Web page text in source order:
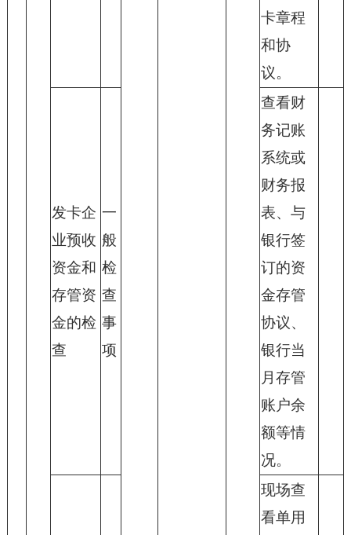
卡章程
和协
议。
发卡企
业预收
资金和
存管资
金的检
查
一
般
检
查
事
项
查看财
务记账
系统或
财务报
表、与
银行签
订的资
金存管
协议、
银行当
月存管
账户余
额等情
况。
现场查
看单用